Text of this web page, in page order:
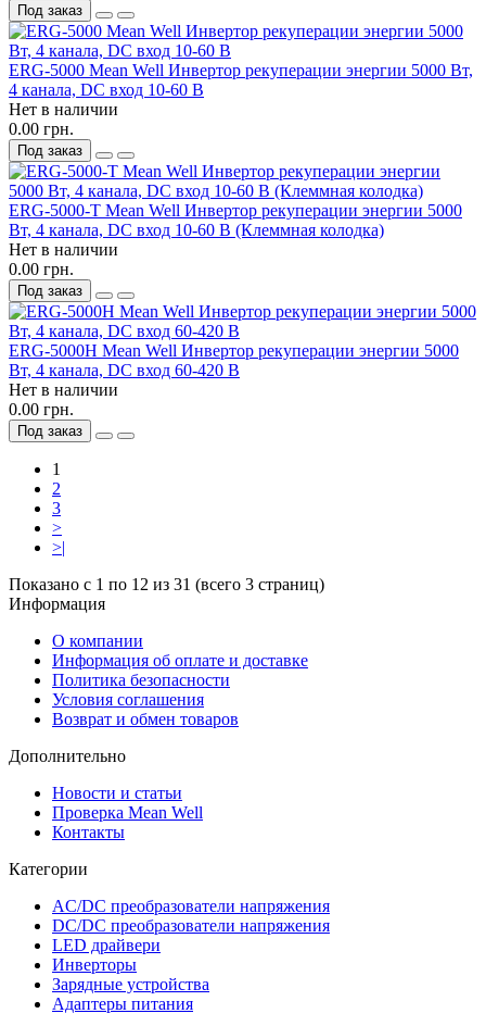
Под заказ
ERG-5000 Mean Well Инвертор рекуперации энергии 5000 Вт,
4 канала, DC вход 10-60 В
Нет в наличии
0.00 грн.
Под заказ
ERG-5000-T Mean Well Инвертор рекуперации энергии 5000
Вт, 4 канала, DC вход 10-60 В (Клеммная колодка)
Нет в наличии
0.00 грн.
Под заказ
ERG-5000H Mean Well Инвертор рекуперации энергии 5000
Вт, 4 канала, DC вход 60-420 В
Нет в наличии
0.00 грн.
Под заказ
1
2
3
>
>|
Показано с 1 по 12 из 31 (всего 3 страниц)
Информация
О компании
Информация об оплате и доставке
Политика безопасности
Условия соглашения
Возврат и обмен товаров
Дополнительно
Новости и статьи
Проверка Mean Well
Контакты
Категории
AC/DC преобразователи напряжения
DC/DC преобразователи напряжения
LED драйвери
Инверторы
Зарядные устройства
Адаптеры питания